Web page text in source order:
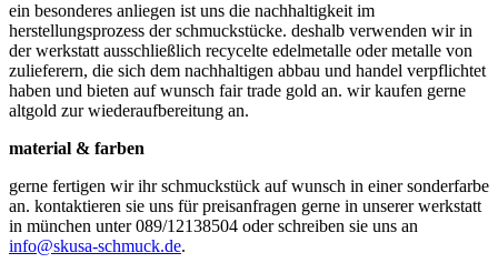
ein besonderes anliegen ist uns die nachhaltigkeit im
herstellungsprozess der schmuckstücke. deshalb verwenden wir in
der werkstatt ausschließlich recycelte edelmetalle oder metalle von
zulieferern, die sich dem nachhaltigen abbau und handel verpflichtet
haben und bieten auf wunsch fair trade gold an. wir kaufen gerne
altgold zur wiederaufbereitung an.
material & farben
gerne fertigen wir ihr schmuckstück auf wunsch in einer sonderfarbe
an. kontaktieren sie uns für preisanfragen gerne in unserer werkstatt
in münchen unter 089/12138504 oder schreiben sie uns an
info@skusa-schmuck.de.